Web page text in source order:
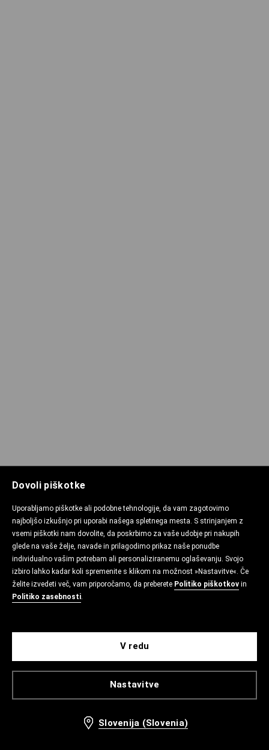
Dovoli piškotke
Uporabljamo piškotke ali podobne tehnologije, da vam zagotovimo
najboljšo izkušnjo pri uporabi našega spletnega mesta. S strinjanjem z
vsemi piškotki nam dovolite, da poskrbimo za vaše udobje pri nakupih
glede na vaše želje, navade in prilagodimo prikaz naše ponudbe
individualno vašim potrebam ali personaliziranemu oglaševanju. Svojo
izbiro lahko kadar koli spremenite s klikom na možnost »Nastavitve«. Če
želite izvedeti več, vam priporočamo, da preberete Politiko piškotkov in
Politiko zasebnosti.
Nastavitve
V redu
Slovenija (Slovenia)